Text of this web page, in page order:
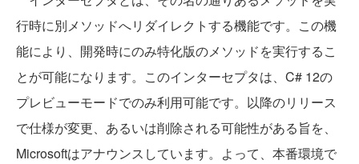
行時に別メソッドへリダイレクトする機能です。この機
能により、開発時にのみ特化版のメソッドを実行するこ
とが可能になります。このインターセプタは、C# 12の
プレビューモードでのみ利用可能です。以降のリリース
で仕様が変更、あるいは削除される可能性がある旨を、
Microsoftはアナウンスしています。よって、本番環境で